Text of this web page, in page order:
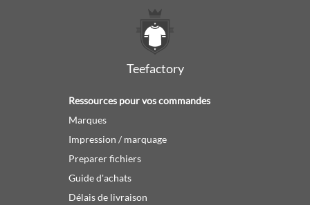
Teefactory
Ressources pour vos commandes
Marques
Impression / marquage
Preparer fichiers
Guide d'achats
Délais de livraison